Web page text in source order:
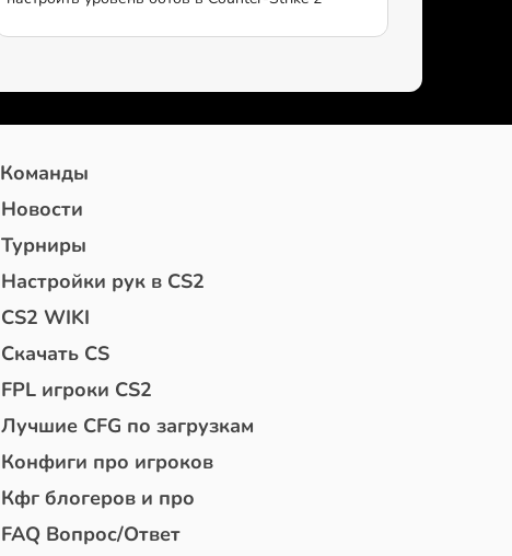
Команды
Новости
Турниры
Настройки рук в CS2
CS2 WIKI
Скачать CS
FPL игроки CS2
Лучшие CFG по загрузкам
Конфиги про игроков
Кфг блогеров и про
FAQ Вопрос/Ответ